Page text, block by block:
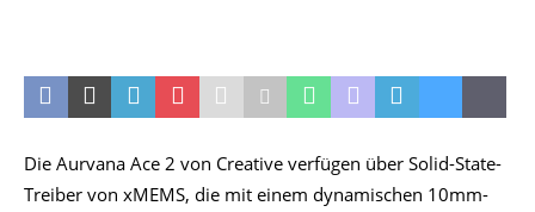
Die Aurvana Ace 2 von Creative verfügen über Solid-State-
Treiber von xMEMS, die mit einem dynamischen 10mm-